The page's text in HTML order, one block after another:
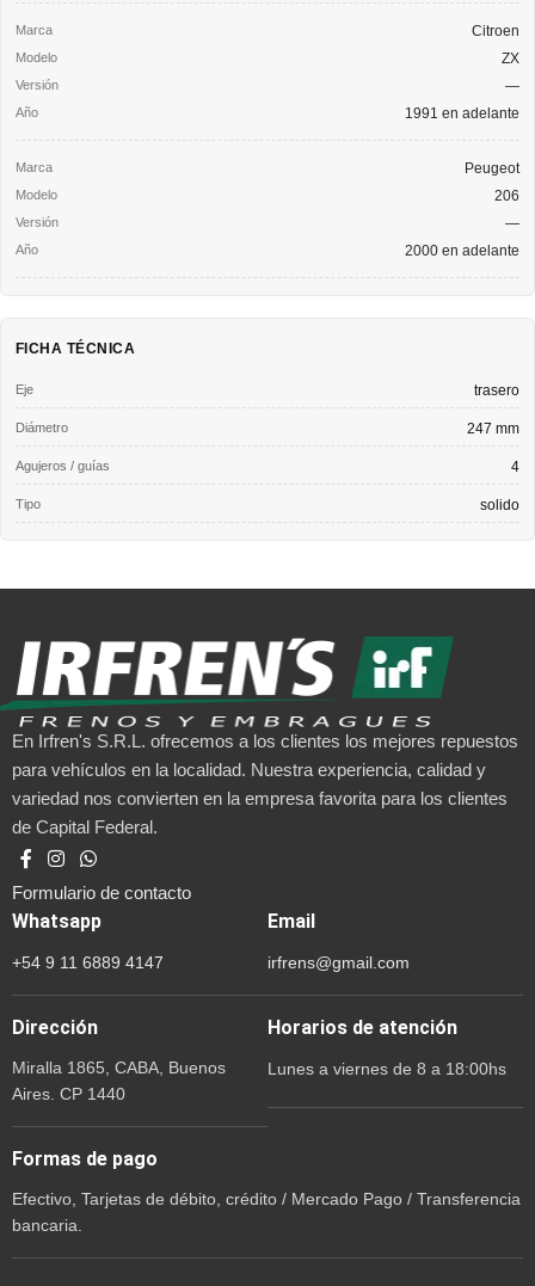
Citroen
ZX
—
1991 en adelante
Peugeot
206
—
2000 en adelante
FICHA TÉCNICA
Eje trasero
Diámetro 247 mm
Agujeros / guías 4
Tipo solido
En Irfren's S.R.L. ofrecemos a los clientes los mejores repuestos
para vehículos en la localidad. Nuestra experiencia, calidad y
variedad nos convierten en la empresa favorita para los clientes
de Capital Federal.
Formulario de contacto
Whatsapp
+54 9 11 6889 4147
Email
irfrens@gmail.com
Dirección
Miralla 1865, CABA, Buenos
Aires. CP 1440
Horarios de atención
Lunes a viernes de 8 a 18:00hs
Formas de pago
Efectivo, Tarjetas de débito, crédito / Mercado Pago / Transferencia
bancaria.